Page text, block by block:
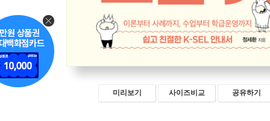
미리보기 사이즈비교 공유하기